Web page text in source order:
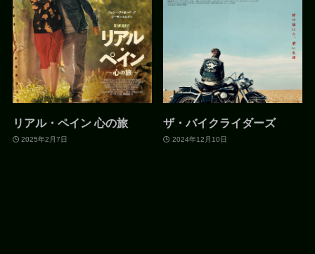
リアル・ペイン 心の旅
2025年2月7日
ザ・バイクライダーズ
2024年12月10日